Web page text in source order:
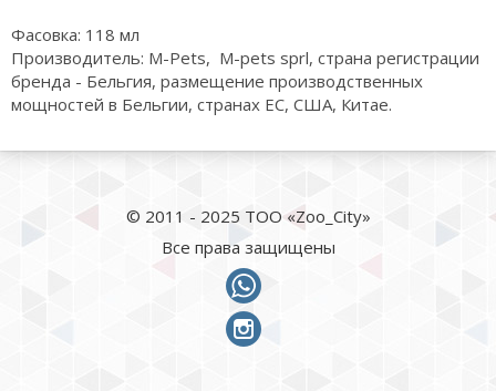
Фасовка: 118 мл
Производитель: M-Pets, M-pets sprl, страна регистрации
бренда - Бельгия, размещение производственных
мощностей в Бельгии, странах ЕС, США, Китае.
© 2011 - 2025 ТОО «Zoo_City»
Все права защищены